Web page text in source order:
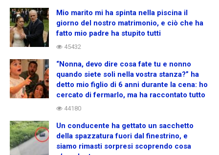
Mio marito mi ha spinta nella piscina il
giorno del nostro matrimonio, e ciò che ha
fatto mio padre ha stupito tutti
45432
“Nonna, devo dire cosa fate tu e nonno
quando siete soli nella vostra stanza?” ha
detto mio figlio di 6 anni durante la cena: ho
cercato di fermarlo, ma ha raccontato tutto
44180
Un conducente ha gettato un sacchetto
della spazzatura fuori dal finestrino, e
siamo rimasti sorpresi scoprendo cosa